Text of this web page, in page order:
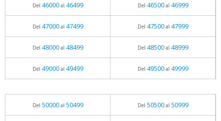
Del 46000al 46499 Del 46500al 46999
Del 47000al 47499 Del 47500al 47999
Del 48000al 48499 Del 48500al 48999
Del 49000al 49499 Del 49500al 49999
Del 50000al 50499 Del 50500al 50999